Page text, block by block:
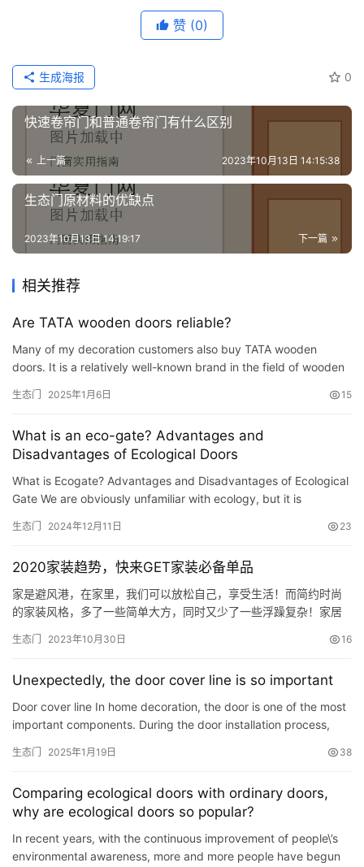
我
赞 (0)
0
生成海报
快速卷帘门和普通卷帘门有什么区别
上一篇 2023年10月13日 14:15:38
生态门原材料的优缺点
下一篇
2023年10月13日 14:19:17
相关推荐
Are TATA wooden doors reliable?
Many of my decoration customers also buy TATA wooden
doors. It is a relatively well-known brand in the field of wooden
F…
生态门 2025年1月6日 15
What is an eco-gate? Advantages and
Disadvantages of Ecological Doors
What is Ecogate? Advantages and Disadvantages of Ecological
Gate We are obviously unfamiliar with ecology, but it is
a…
生态门 2024年12月11日 23
2020家装趋势，快来GET家装必备单品
家是避风港，在家里，我们可以放松自己，享受生活！而简约时尚
的家装风格，多了一些简单大方，同时又少了一些浮躁复杂！家居
致，家居的装修设计少不了每一个单品的点缀。家居之中好看的单
参考一下哦，希望大家可以从中找到自己喜欢的。 经典单品之一:伊
姆斯椅伊…
生态门 2023年10月30日 16
Unexpectedly, the door cover line is so important
Door cover line In home decoration, the door is one of the most
important components. During the door installation process,
生态门 2025年1月19日 38
Comparing ecological doors with ordinary doors,
why are ecological doors so popular?
In recent years, with the continuous improvement of people\’s
environmental awareness, more and more people have begun